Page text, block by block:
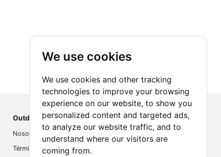
We use cookies
We use cookies and other tracking
technologies to improve your browsing
experience on our website, to show you
personalized content and targeted ads,
to analyze our website traffic, and to
understand where our visitors are
coming from.
Outdoor Index
Nosotros
Términos